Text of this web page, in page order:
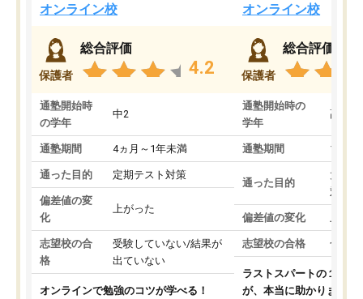
オンライン校
保護者
総合評価
4.2
通塾開始時
の学年
中2
通塾期間 4ヵ月～1年未満
通った目的 定期テスト対策
偏差値の変
化
上がった
志望校の合
格
受験していない/結果が
出ていない
オンラインで勉強のコツが学べる！
オンライン校
保護者
総合評価
通塾開始時の
学年
高3
通塾期間 1～3
通った目的
大学
対策
偏差値の変化
志望校の合格 合格
ラストスパートの１か月
が、本当に助かりました